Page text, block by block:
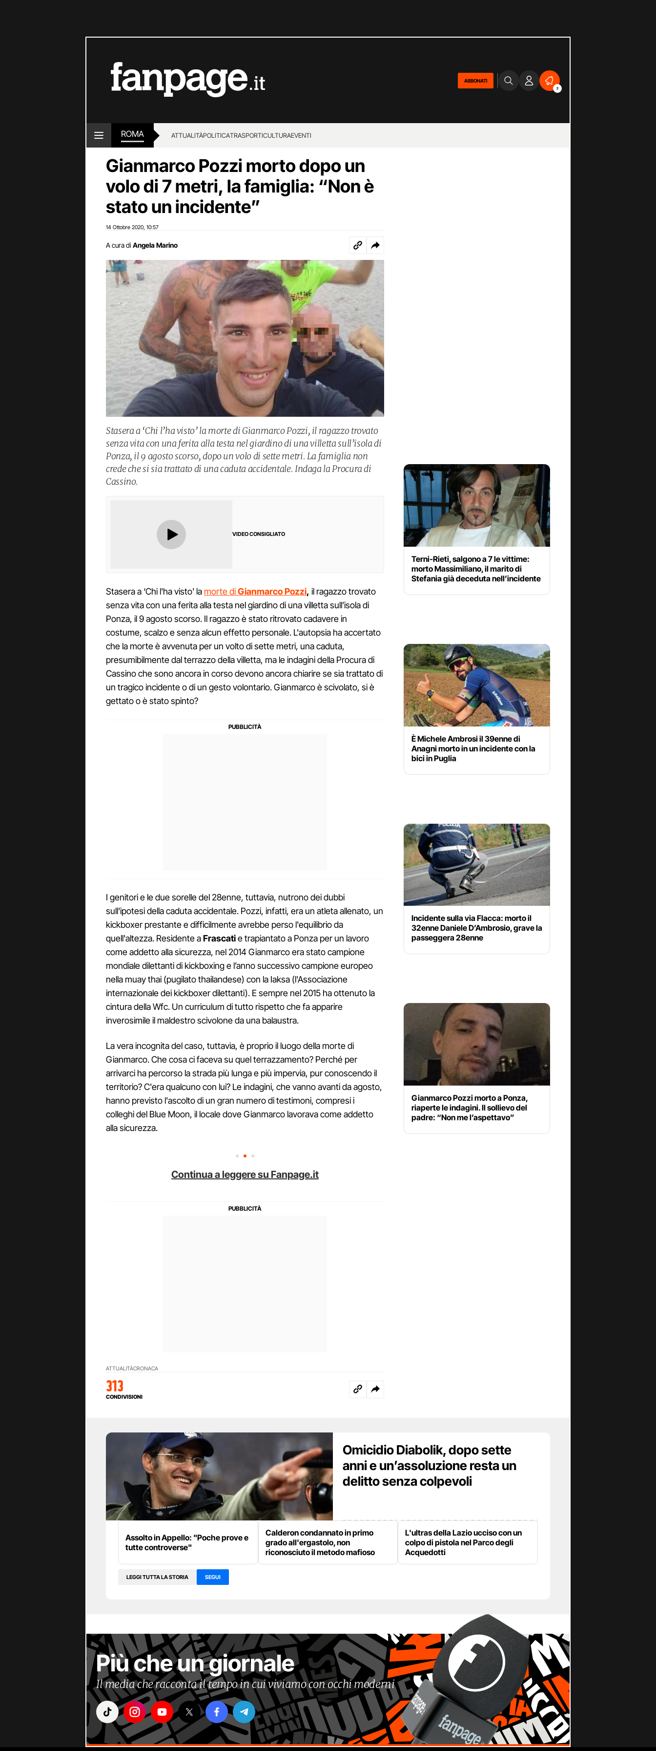
ABBONATI
2
ROMA ATTUALITÀPOLITICATRASPORTICULTURAEVENTI
Gianmarco Pozzi morto dopo un
volo di 7 metri, la famiglia: “Non è
stato un incidente”
14 Ottobre 2020 10:57
A cura di Angela Marino
Stasera a ‘Chi l’ha visto’ la morte di Gianmarco Pozzi, il ragazzo trovato
senza vita con una ferita alla testa nel giardino di una villetta sull’isola di
Ponza, il 9 agosto scorso, dopo un volo di sette metri. La famiglia non
crede che si sia trattato di una caduta accidentale. Indaga la Procura di
Cassino.
VIDEO CONSIGLIATO
Stasera a ‘Chi l'ha visto' la morte diGianmarco Pozzi, il ragazzo trovato
senza vita con una ferita alla testa nel giardino di una villetta sull’isola di
Ponza, il 9 agosto scorso. Il ragazzo è stato ritrovato cadavere in
costume, scalzo e senza alcun effetto personale. L'autopsia ha accertato
che la morte è avvenuta per un volto di sette metri, una caduta,
presumibilmente dal terrazzo della villetta, ma le indagini della Procura di
Cassino che sono ancora in corso devono ancora chiarire se sia trattato di
un tragico incidente o di un gesto volontario. Gianmarco è scivolato, si è
gettato o è stato spinto?
I genitori e le due sorelle del 28enne, tuttavia, nutrono dei dubbi
sull'ipotesi della caduta accidentale. Pozzi, infatti, era un atleta allenato, un
kickboxer prestante e difficilmente avrebbe perso l'equilibrio da
quell'altezza. Residente aFrascatie trapiantato a Ponza per un lavoro
come addetto alla sicurezza, nel 2014 Gianmarco era stato campione
mondiale dilettanti di kickboxing e l’anno successivo campione europeo
nella muay thai (pugilato thailandese) con la Iaksa (l'Associazione
internazionale dei kickboxer dilettanti). E sempre nel 2015 ha ottenuto la
cintura della Wfc. Un curriculum di tutto rispetto che fa apparire
inverosimile il maldestro scivolone da una balaustra.
La vera incognita del caso, tuttavia, è proprio il luogo della morte di
Gianmarco. Che cosa ci faceva su quel terrazzamento? Perché per
arrivarci ha percorso la strada più lunga e più impervia, pur conoscendo il
territorio? C'era qualcuno con lui? Le indagini, che vanno avanti da agosto,
hanno previsto l'ascolto di un gran numero di testimoni, compresi i
colleghi del Blue Moon, il locale dove Gianmarco lavorava come addetto
alla sicurezza.
Continua a leggere su Fanpage.it
ATTUALITÀCRONACA
313
CONDIVISIONI
Terni-Rieti, salgono a 7 le vittime:
morto Massimiliano, il marito di
Stefania già deceduta nell’incidente
È Michele Ambrosi il 39enne di
Anagni morto in un incidente con la
bici in Puglia
Incidente sulla via Flacca: morto il
32enne Daniele D’Ambrosio, grave la
passeggera 28enne
Gianmarco Pozzi morto a Ponza,
riaperte le indagini. Il sollievo del
padre: “Non me l’aspettavo”
Omicidio Diabolik, dopo sette
anni e un’assoluzione resta un
delitto senza colpevoli
Assolto in Appello: "Poche prove e
tutte controverse"
Calderon condannato in primo
grado all'ergastolo, non
riconosciuto il metodo mafioso
L'ultras della Lazio ucciso con un
colpo di pistola nel Parco degli
Acquedotti
LEGGI TUTTA LA STORIA SEGUI
Più che un giornale
Il media che racconta il tempo in cui viviamo con occhi moderni